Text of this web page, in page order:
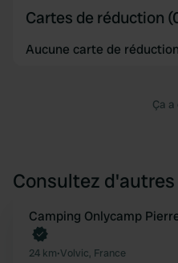
Cartes de réduction
Aucune carte de
Ça
Consultez
Reserve maintenant
Camping Onlycamp
24 km•Volvic, France